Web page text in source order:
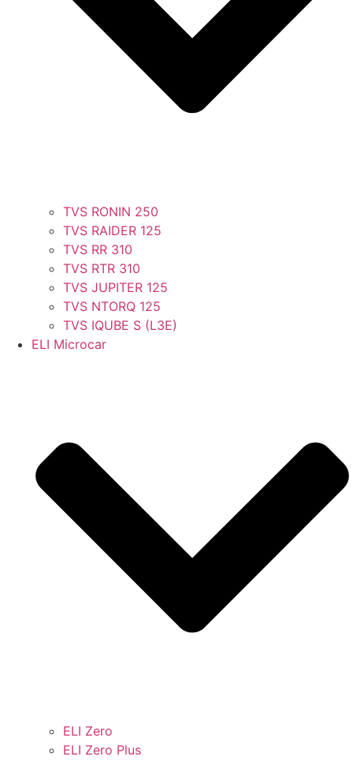
TVS RONIN 250
TVS RAIDER 125
TVS RR 310
TVS RTR 310
TVS JUPITER 125
TVS NTORQ 125
TVS IQUBE S (L3E)
ELI Microcar
ELI Zero
ELI Zero Plus